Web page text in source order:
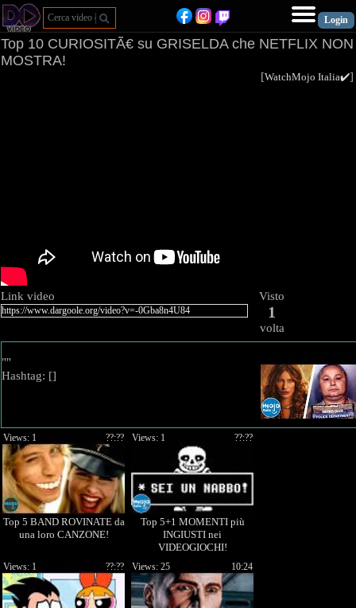
Top 10 CURIOSITÃ€ su GRISELDA che NETFLIX NON
MOSTRA!
[WatchMojo Italia✔️]
Link video Visto
1
volta
""
Hashtag: []
Top 5 BAND ROVINATE da
una loro CANZONE!
??:??
Views: 1
Top 5+1 MOMENTI più
INGIUSTI nei
VIDEOGIOCHI!
??:??
Views: 1
??:??
Views: 1 10:24
Views: 25